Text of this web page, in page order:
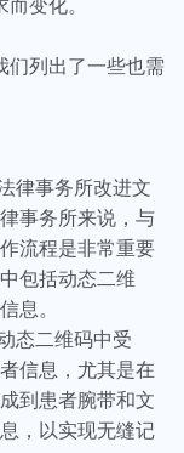
们列出了一些也需
律事务所改进文
事务所来说，与
流程是非常重要
包括动态二维
息。
态二维码中受
信息，尤其是在
到患者腕带和文
，以实现无缝记